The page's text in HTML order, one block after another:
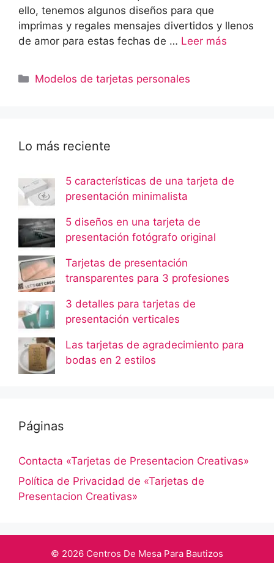
ello, tenemos algunos diseños para que
imprimas y regales mensajes divertidos y llenos
de amor para estas fechas de … Leer más
Categorías
Modelos de tarjetas personales
Lo más reciente
5 características de una tarjeta de
presentación minimalista
5 diseños en una tarjeta de
presentación fotógrafo original
Tarjetas de presentación
transparentes para 3 profesiones
3 detalles para tarjetas de
presentación verticales
Las tarjetas de agradecimiento para
bodas en 2 estilos
Páginas
Contacta «Tarjetas de Presentacion Creativas»
Política de Privacidad de «Tarjetas de
Presentacion Creativas»
© 2026 Centros De Mesa Para Bautizos